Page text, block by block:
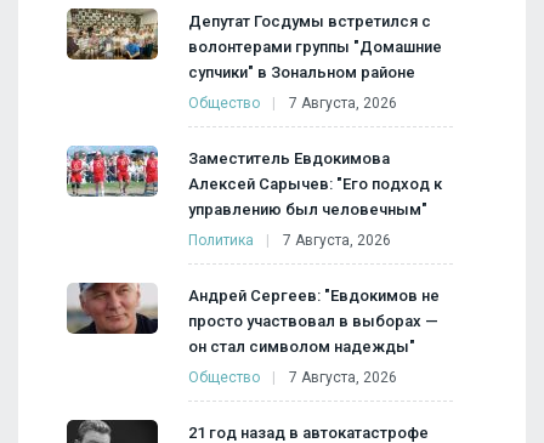
Депутат Госдумы встретился с
волонтерами группы "Домашние
супчики" в Зональном районе
Общество 7 Августа, 2026
Заместитель Евдокимова
Алексей Сарычев: "Его подход к
управлению был человечным"
Политика 7 Августа, 2026
Андрей Сергеев: "Евдокимов не
просто участвовал в выборах —
он стал символом надежды"
Общество 7 Августа, 2026
21 год назад в автокатастрофе